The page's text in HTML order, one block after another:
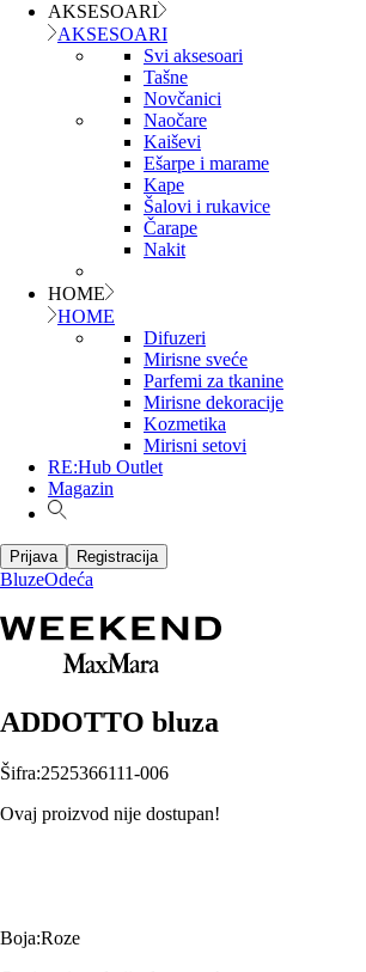
AKSESOARI
AKSESOARI
Svi aksesoari
Tašne
Novčanici
Naočare
Kaiševi
Ešarpe i marame
Kape
Šalovi i rukavice
Čarape
Nakit
HOME
HOME
Difuzeri
Mirisne sveće
Parfemi za tkanine
Mirisne dekoracije
Kozmetika
Mirisni setovi
RE:Hub Outlet
Magazin
Prijava Registracija
BluzeOdeća
ADDOTTO bluza
Šifra:2525366111-006
Ovaj proizvod nije dostupan!
Boja:Roze